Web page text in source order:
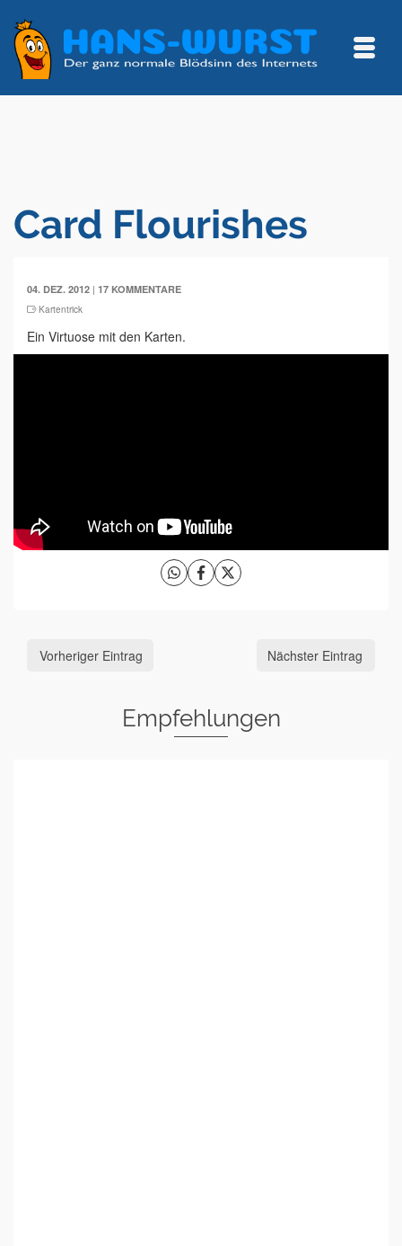
Card Flourishes
04. DEZ. 2012 | 17 KOMMENTARE
Kartentrick
Ein Virtuose mit den Karten.
Vorheriger Eintrag Nächster Eintrag
Empfehlungen